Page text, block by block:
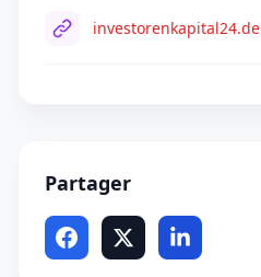
investorenkapital24.de
Partager